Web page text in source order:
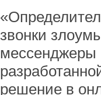
звонки
мессенджеры
решение в